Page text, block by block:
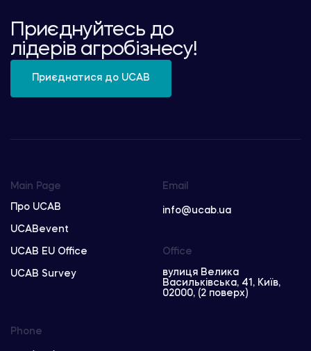
Приєднуйтесь до
лідерів агробізнесу!
Приєднатися до UCAB
Main Page
Про UCAB
UCABevent
UCAB EU Office
UCAB Survey
Email
info@ucab.ua
Phone
Office
вулиця Велика
Васильківська, 41, Київ,
02000, (2 поверх)